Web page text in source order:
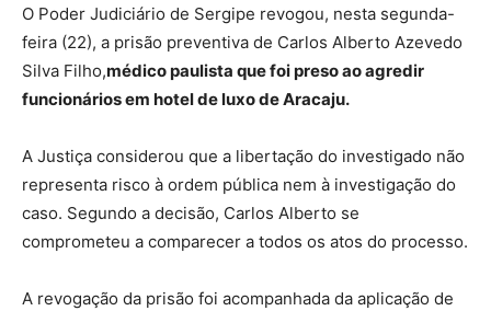
O Poder Judiciário de Sergipe revogou, nesta segunda-
feira (22), a prisão preventiva de Carlos Alberto Azevedo
Silva Filho,médico paulista que foi preso ao agredir
funcionários em hotel de luxo de Aracaju.
A Justiça considerou que a libertação do investigado não
representa risco à ordem pública nem à investigação do
caso. Segundo a decisão, Carlos Alberto se
comprometeu a comparecer a todos os atos do processo.
A revogação da prisão foi acompanhada da aplicação de